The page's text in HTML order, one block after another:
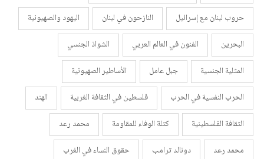
حروب لبنان مع إسرائيل
النازحون في لبنان
اليهود والصهيونية
البحرين
الفنون في العالم العربي
الشواذ الجنسي
المثلية الجنسية
جبل عامل
الأساطير الصهيونية
الحرب النفسية في الحرب
فلسطين في الثقافة الغربية
الهند
الثقافة الفلسطينية
كتلة الوفاء للمقاومة
محمد رعد
محمد رعد
دونالد ترامب
حقوق النساء في الغرب